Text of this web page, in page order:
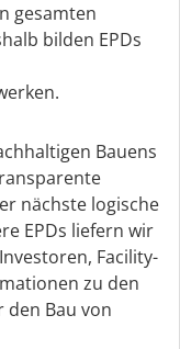
gesamten
bilden EPDs
Bauens
nächste logische
EPDs liefern wir
Facility-
zu den
den Bau von